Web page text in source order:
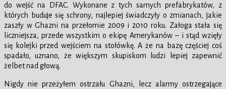
do wejść na DFAC. Wykonane z tych samych prefabrykatów, z
których buduje się schrony, najlepiej świadczyły o zmianach, jakie
zaszły w Ghazni na przełomie 2009 i 2010 roku. Załoga stała się
liczniejsza, przede wszystkim o ekipę Amerykanów – i stąd wzięły
się kolejki przed wejściem na stołówkę. A że na bazę częściej coś
spadało, uznano, że większym skupiskom ludzi lepiej zapewnić
żelbet nad głową.
Nigdy nie przeżyłem ostrzału Ghazni, lecz alarmy ostrzegające